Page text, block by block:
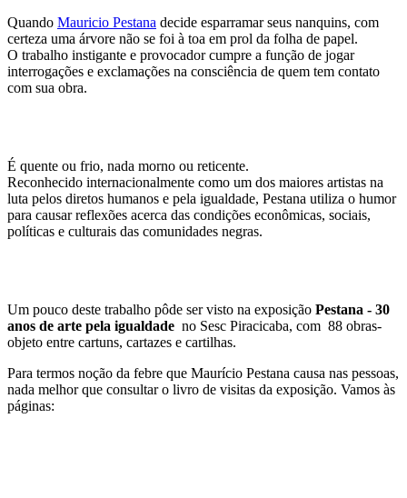
Quando Mauricio Pestana decide esparramar seus nanquins, com
certeza uma árvore não se foi à toa em prol da folha de papel.
O trabalho instigante e provocador cumpre a função de jogar
interrogações e exclamações na consciência de quem tem contato
com sua obra.
É quente ou frio, nada morno ou reticente.
Reconhecido internacionalmente como um dos maiores artistas na
luta pelos diretos humanos e pela igualdade, Pestana utiliza o humor
para causar reflexões acerca das condições econômicas, sociais,
políticas e culturais das comunidades negras.
Um pouco deste trabalho pôde ser visto na exposição Pestana - 30
anos de arte pela igualdade no Sesc Piracicaba, com 88 obras-
objeto entre cartuns, cartazes e cartilhas.
Para termos noção da febre que Maurício Pestana causa nas pessoas,
nada melhor que consultar o livro de visitas da exposição. Vamos às
páginas: